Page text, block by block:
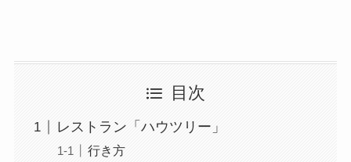
目次
レストラン「ハウツリー」
行き方